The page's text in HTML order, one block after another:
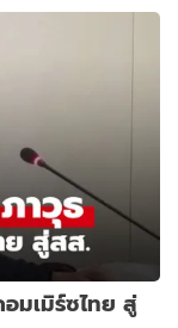
มเมิร์ซไทย สู่